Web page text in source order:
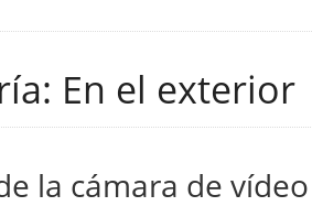
En el exterior
la cámara de vídeo